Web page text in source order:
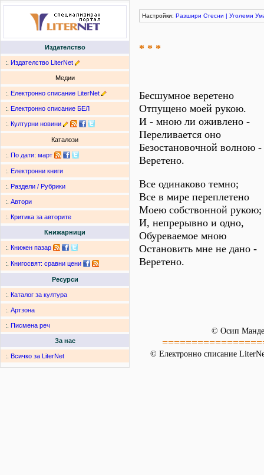
Издателство
:. Издателство LiterNet
Медии
:. Електронно списание LiterNet
:. Електронно списание БЕЛ
:. Културни новини
Каталози
:. По дати: март
:. Електронни книги
:. Раздели / Рубрики
:. Автори
:. Критика за авторите
Книжарници
:. Книжен пазар
:. Книгосвят: сравни цени
Ресурси
:. Каталог за култура
:. Артзона
:. Писмена реч
За нас
:. Всичко за LiterNet
Настройки: Разшири Стесни | Уголеми
* * *
Бесшумное веретено
Отпущено моей рукою.
И - мною ли оживлено -
Переливается оно
Безостановочной волною -
Веретено.
Все одинаково темно;
Все в мире переплетено
Моею собствонной рукою;
И, непрерывно и одно,
Обуреваемое мною
Остановить мне не дано -
Веретено.
© Осип
© Електронно списание